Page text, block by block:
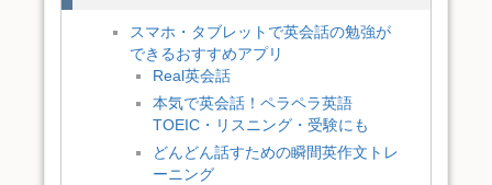
スマホ・タブレットで英会話の勉強が
できるおすすめアプリ
Real英会話
本気で英会話！ペラペラ英語
TOEIC・リスニング・受験にも
どんどん話すための瞬間英作文トレ
ーニング